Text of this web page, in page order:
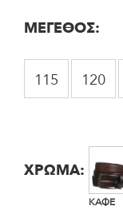
ΜΕΓΕΘΟΣ
115 120
ΧΡΩΜΑ:
ΚΑΦΕ